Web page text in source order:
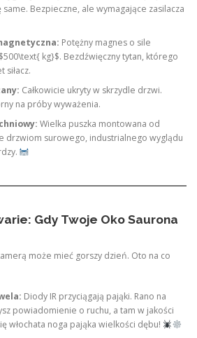
Bezpieczne, ale wymagające zasilacza
Potężny magnes o sile
kg}$. Bezdźwięczny tytan, którego
siłacz.
Całkowicie ukryty w skrzydle drzwi.
na próby wyważenia.
Wielka puszka montowana od
drzwiom surowego, industrialnego wyglądu
Gdy Twoje Oko Saurona
może mieć gorszy dzień. Oto na co
Diody IR przyciągają pająki. Rano na
powiadomienie o ruchu, a tam w jakości
włochata noga pająka wielkości dębu!